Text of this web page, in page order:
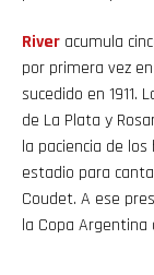
River acumula
por primera vez
sucedido en 1911.
de La Plata y
la paciencia de
estadio para
Coudet. A ese
la Copa Argentina